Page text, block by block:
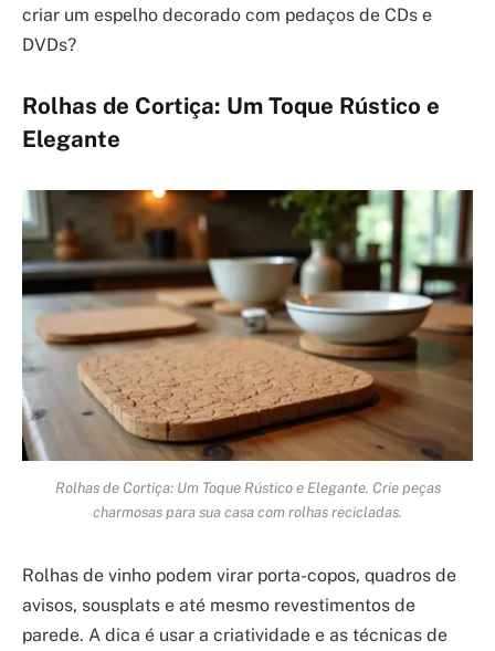
criar um espelho decorado com pedaços de CDs e
DVDs?
Rolhas de Cortiça: Um Toque Rústico e
Elegante
Rolhas de Cortiça: Um Toque Rústico e Elegante. Crie peças
charmosas para sua casa com rolhas recicladas.
Rolhas de vinho podem virar porta-copos, quadros de
avisos, sousplats e até mesmo revestimentos de
parede. A dica é usar a criatividade e as técnicas de